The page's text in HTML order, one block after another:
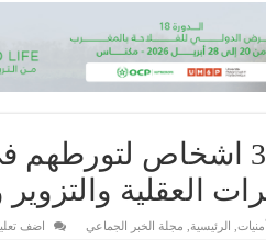
بمراكش: توقيف 3 اشخاص
العقلية
أمنيات الرئيسية مجلة الخبر الجماعي اضف